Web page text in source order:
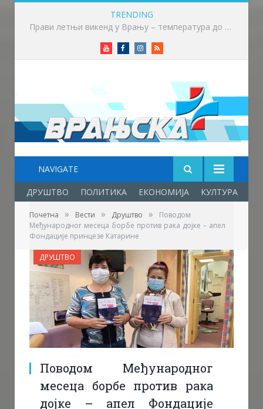
TRENDING
Почео семинар за судије и делегате Српске лиге „Исток“ у Крушевцу
YoutubeFacebookInstagram
RSS
NAVIGATE
ДРУШТВО ПОЛИТИКА ЕКОНОМИЈА КУЛТУРА
Почетна » Вести » Друштво »
Поводом
Међународног месеца борбе против рака дојке – апел
Фондације принцезе Катарине
Поводом Међународног
месеца борбе против рака
дојке – апел Фондације
ДРУШТВО